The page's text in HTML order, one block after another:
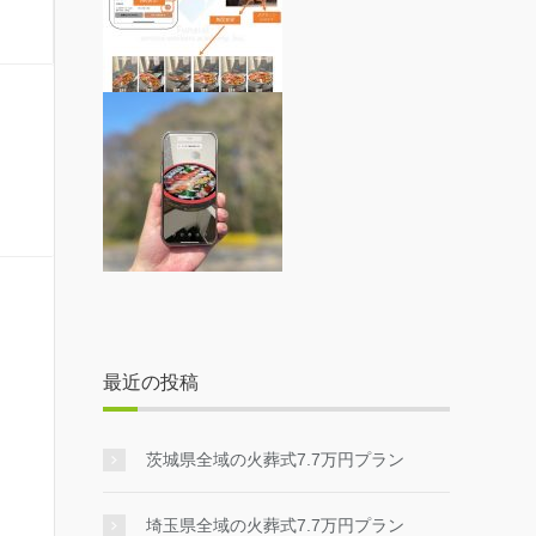
最近の投稿
茨城県全域の火葬式7.7万円プラン
埼玉県全域の火葬式7.7万円プラン